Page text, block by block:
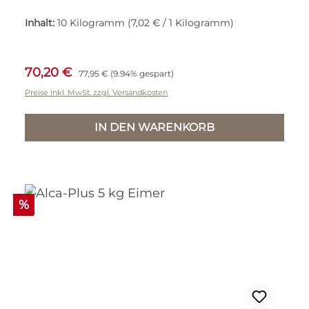
Inhalt: 10 Kilogramm (7,02 € / 1 Kilogramm)
Verkaufspreis:
70,20 € Regulärer Preis:
77,95 € (9.94% gespart)
Preise inkl. MwSt. zzgl. Versandkosten
IN DEN WARENKORB
Rabatt
%